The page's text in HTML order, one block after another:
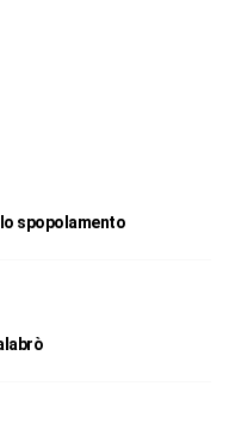
spopolamento